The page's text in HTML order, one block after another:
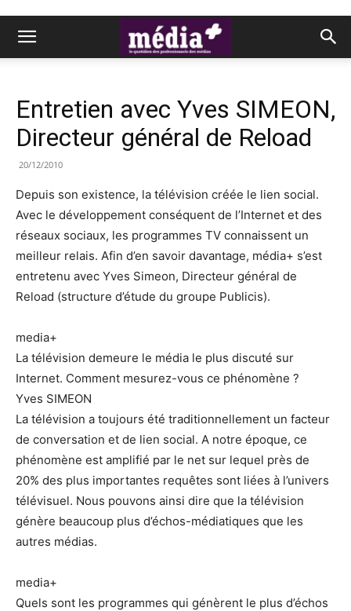
Entretien avec Yves SIMEON,
Directeur général de Reload
20/12/2010
Depuis son existence, la télévision créée le lien social.
Avec le développement conséquent de l’Internet et des
réseaux sociaux, les programmes TV connaissent un
meilleur relais. Afin d’en savoir davantage, média+ s’est
entretenu avec Yves Simeon, Directeur général de
Reload (structure d’étude du groupe Publicis).
media+
La télévision demeure le média le plus discuté sur
Internet. Comment mesurez-vous ce phénomène ?
Yves SIMEON
La télévision a toujours été traditionnellement un facteur
de conversation et de lien social. A notre époque, ce
phénomène est amplifié par le net sur lequel près de
20% des plus importantes requêtes sont liées à l’univers
télévisuel. Nous pouvons ainsi dire que la télévision
génère beaucoup plus d’échos-médiatiques que les
autres médias.
media+
Quels sont les programmes qui génèrent le plus d’échos